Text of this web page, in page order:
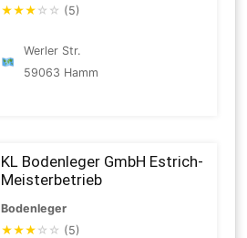
★★★ ☆ ☆ (5)
Werler Str.
59063 Hamm
KL Bodenleger GmbH Estrich-
Meisterbetrieb
Bodenleger
★★★ ☆ ☆ (5)